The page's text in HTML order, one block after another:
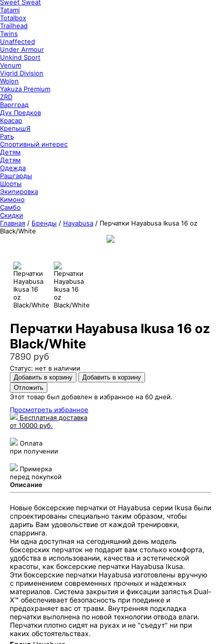
Sweet Sweat
Tatami
Totalbox
Trailhead
Twins
Unaffected
Under Armour
Unkind Sport
Venum
Vigrid Division
Wolon
Yakuza Premium
ZRD
Варгград
Дух Предков
Красар
КрепышЯ
Рать
Спортивный интерес
Детям
Детям
Одежда
Рашгарды
Шорты
Экипировка
Кимоно
Самбо
Скидки
Главная / Бренды / Hayabusa / Перчатки Hayabusa Ikusa 16 oz
Black/White
Перчатки Hayabusa Ikusa 16 oz
Black/White
7890 руб
Статус: нет в наличии
Этот товар был добавлен в избранное на 60 дней.
Просмотреть избранное
Бесплатная доставка
от 10000 руб.
Оплата
при получении
Примерка
перед покупкой
Описание
Новые боксерские перчатки от Hayabusa серии Ikusa были
спроектированы специально таким образом, чтобы
дарить Вам удовольствие от каждой тренировки,
спарринга.
Ни одна доступная на сегодняшний день модель
боксерских перчаток не подарит вам столько комфорта,
удобства в использовании, качества и эстетической
красоты, как боксерские перчатки Hayabusa Ikusa.
Эти боксерские перчатки Hayabusa изготовлены вручную
с применением современных прочных и надежных
материалов. Система закрытия и фиксации запястья Dual-
X™ обеспечивает безопасность при поединке и
предохраняет вас от травм. Внутренняя подкладка
перчатки выполнена по новой технологии отвода влаги.
Перчатки плотно сидят на руках и не "съедут" ни при
каких обстоятельствах.